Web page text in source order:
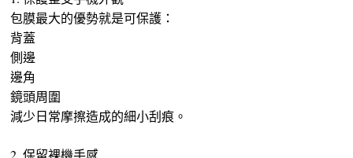
包膜最大的優勢就是可保護：
背蓋
側邊
邊角
鏡頭周圍
減少日常摩擦造成的細小刮痕。
2. 保留裸機手感